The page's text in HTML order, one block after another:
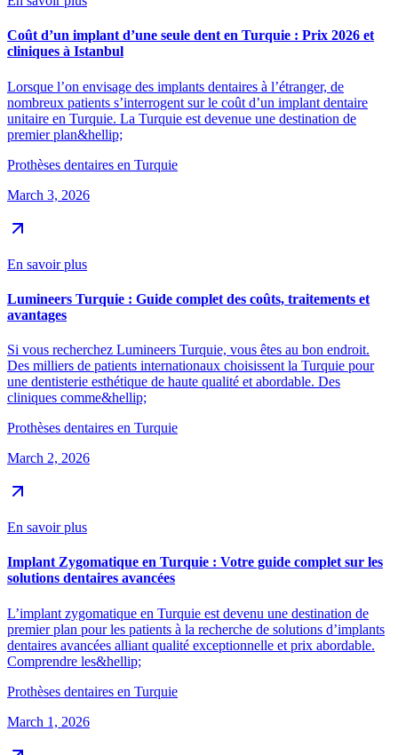
Coût d’un implant d’une seule dent en Turquie : Prix 2026 et
cliniques à Istanbul
Lorsque l’on envisage des implants dentaires à l’étranger, de
nombreux patients s’interrogent sur le coût d’un implant dentaire
unitaire en Turquie. La Turquie est devenue une destination de
premier plan&hellip;
Prothèses dentaires en Turquie
March 3, 2026
En savoir plus
Lumineers Turquie : Guide complet des coûts, traitements et
avantages
Si vous recherchez Lumineers Turquie, vous êtes au bon endroit.
Des milliers de patients internationaux choisissent la Turquie pour
une dentisterie esthétique de haute qualité et abordable. Des
cliniques comme&hellip;
Prothèses dentaires en Turquie
March 2, 2026
En savoir plus
Implant Zygomatique en Turquie : Votre guide complet sur les
solutions dentaires avancées
L’implant zygomatique en Turquie est devenu une destination de
premier plan pour les patients à la recherche de solutions d’implants
dentaires avancées alliant qualité exceptionnelle et prix abordable.
Comprendre les&hellip;
Prothèses dentaires en Turquie
March 1, 2026